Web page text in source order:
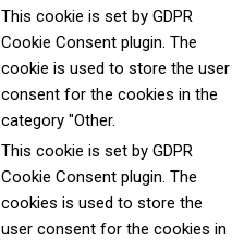
This cookie is set by GDPR
Cookie Consent plugin. The
cookie is used to store the user
consent for the cookies in the
category "Other.
This cookie is set by GDPR
Cookie Consent plugin. The
cookies is used to store the
user consent for the cookies in